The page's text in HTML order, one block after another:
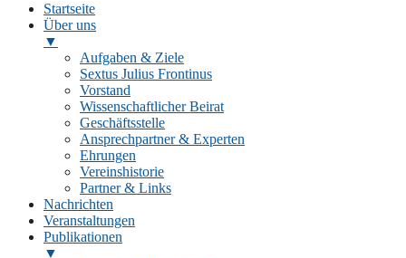
Startseite
Über uns
▼
Aufgaben & Ziele
Sextus Julius Frontinus
Vorstand
Wissenschaftlicher Beirat
Geschäftsstelle
Ansprechpartner & Experten
Ehrungen
Vereinshistorie
Partner & Links
Nachrichten
Veranstaltungen
Publikationen
▼